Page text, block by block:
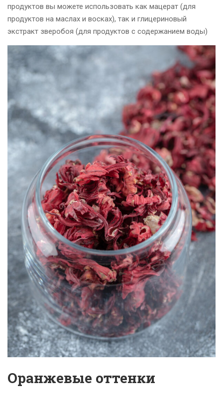
продуктов вы можете использовать как мацерат (для
продуктов на маслах и восках), так и глицериновый
экстракт зверобоя (для продуктов с содержанием воды)
Оранжевые оттенки